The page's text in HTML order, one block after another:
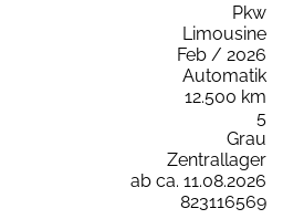
Pkw
Limousine
Feb / 2026
Automatik
12.500 km
5
Grau
Zentrallager
ab ca. 11.08.2026
823116569